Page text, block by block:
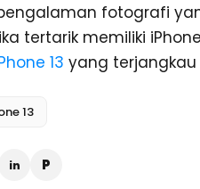
fotografi
tertarik memiliki
13 yang
13